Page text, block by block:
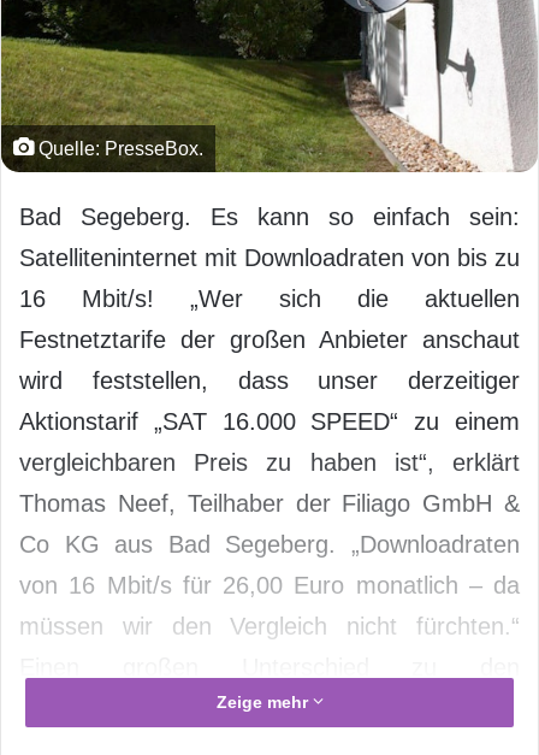
Quelle: PresseBox.
Bad Segeberg. Es kann so einfach sein:
Satelliteninternet mit Downloadraten von bis zu
16 Mbit/s! „Wer sich die aktuellen
Festnetztarife der großen Anbieter anschaut
wird feststellen, dass unser derzeitiger
Aktionstarif „SAT 16.000 SPEED“ zu einem
vergleichbaren Preis zu haben ist“, erklärt
Thomas Neef, Teilhaber der Filiago GmbH &
Co KG aus Bad Segeberg. „Downloadraten
von 16 Mbit/s für 26,00 Euro monatlich – da
müssen wir den Vergleich nicht fürchten.“
kabelgebundenen Diensten gilt es jedoch beim
Zeige mehr